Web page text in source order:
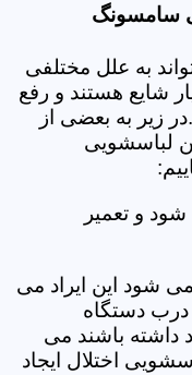
سامسونگ
به علل مختلفی
شایع هستند و رفع
زیر به بعضی از
لباسشویی
و تعمیر
شود این ایراد می
درب دستگاه
داشته باشند می
اختلال ایجاد